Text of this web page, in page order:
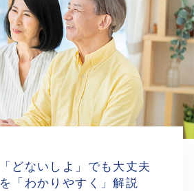
どないしよ」でも大丈夫
「わかりやすく」解説